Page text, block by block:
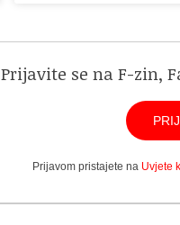
Prijavite se na F-zin,
Prijavom pristajete na Uvjete